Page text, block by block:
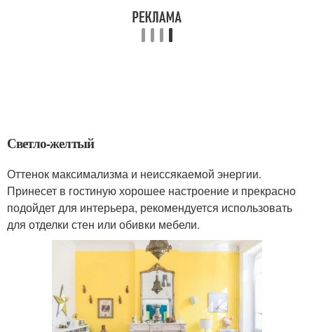
Светло-желтый
Оттенок максимализма и неиссякаемой энергии.
Принесет в гостиную хорошее настроение и прекрасно
подойдет для интерьера, рекомендуется использовать
для отделки стен или обивки мебели.